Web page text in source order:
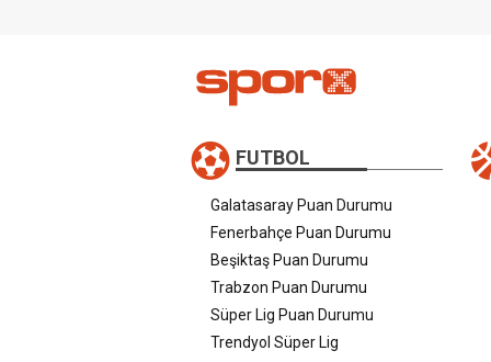
FUTBOL
Galatasaray Puan Durumu
Fenerbahçe Puan Durumu
Beşiktaş Puan Durumu
Trabzon Puan Durumu
Süper Lig Puan Durumu
Trendyol Süper Lig